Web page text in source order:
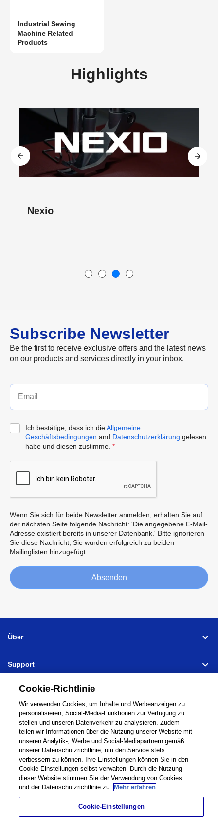
Industrial Sewing
Machine Related
Products
Highlights
Nexio
Subscribe Newsletter
Be the first to receive exclusive offers and the latest news
on our products and services directly in your inbox.
Ich bestätige, dass ich dieAllgemeine
Geschäftsbedingungen and Datenschutzerklärung gelesen
habe und diesen zustimme. *
Wenn Sie sich für beide Newsletter anmelden, erhalten Sie auf
der nächsten Seite folgende Nachricht: 'Die angegebene E-Mail-
Adresse existiert bereits in unserer Datenbank.' Bitte ignorieren
Sie diese Nachricht, Sie wurden erfolgreich zu beiden
Mailinglisten hinzugefügt.
Absenden
Über
Support
Verbinden
Global Network
Datenschutzbestimmungen
Kontakt
Impressum
Nutzungsbedingungen
1995 -2026Brother Internationale Industriemaschinen GmbH All Rights
Cookie-Richtlinie
Wir verwenden Cookies, um Inhalte und Werbeanzeigen zu
personalisieren, Social-Media-Funktionen zur Verfügung zu
stellen und unseren Datenverkehr zu analysieren. Zudem
teilen wir Informationen über die Nutzung unserer Website mit
unseren Analytik-, Werbe und Social-Mediapartnern gemäß
unserer Datenschutzrichtlinie, um den Service stets
verbessern zu können. Ihre Einstellungen können Sie in den
Cookie-Einstellungen selbst verwalten. Durch die Nutzung
dieser Website stimmen Sie der Verwendung von Cookies
und der Datenschutzrichtlinie zu. Mehr erfahren
Cookie-Einstellungen